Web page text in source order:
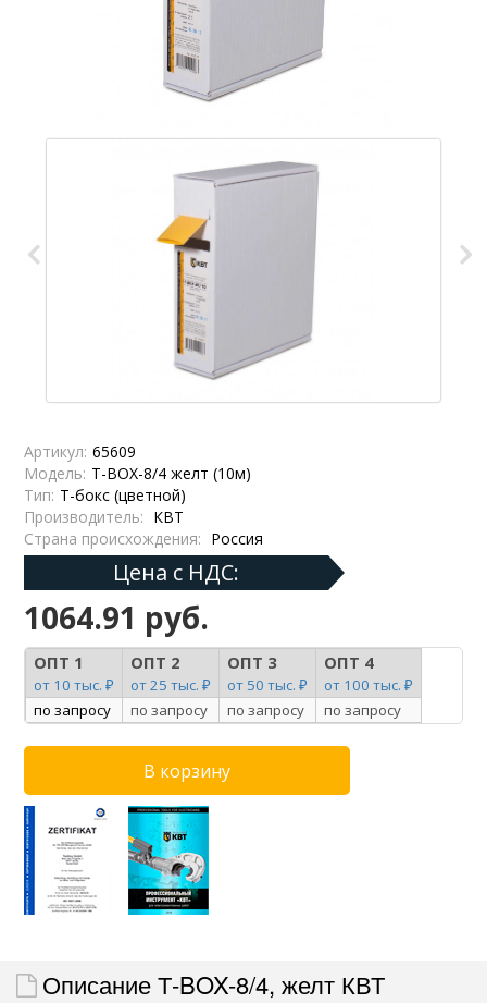
Артикул: 65609
Модель: Т-BOX-8/4 желт (10м)
Тип: Т-бокс (цветной)
Производитель: КВТ
Страна происхождения: Россия
Цена с НДС:
1064.91 руб.
ОПТ 1
от 10 тыс. ₽
ОПТ 2
от 25 тыс. ₽
ОПТ 3
от 50 тыс. ₽
ОПТ 4
от 100 тыс. ₽
по запросу
по запросу по запросу по запросу
Описание Т-BOX-8/4, желт КВТ